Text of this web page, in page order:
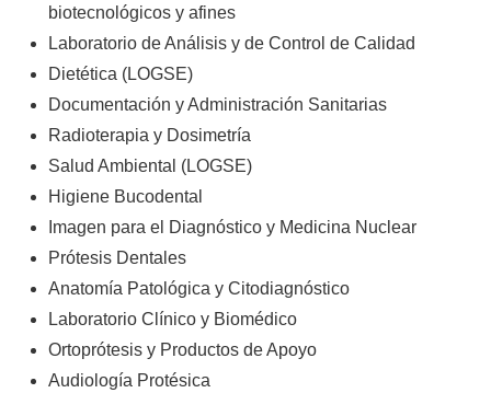
biotecnológicos y afines
Laboratorio de Análisis y de Control de Calidad
Dietética (LOGSE)
Documentación y Administración Sanitarias
Radioterapia y Dosimetría
Salud Ambiental (LOGSE)
Higiene Bucodental
Imagen para el Diagnóstico y Medicina Nuclear
Prótesis Dentales
Anatomía Patológica y Citodiagnóstico
Laboratorio Clínico y Biomédico
Ortoprótesis y Productos de Apoyo
Audiología Protésica